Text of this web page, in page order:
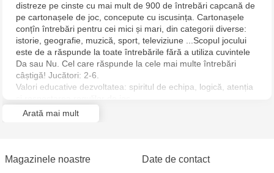
Jucărenia Bălți - str. Alexandru Cel Bun, 5
Jucărenia Cahul - str. Ștefan cel Mare, 29А
Jucarenia Ciocana - bd.Mircea cel Bătrân, 39
Multistore Telecentru - str. N. Testemițanu
Multistore Soroca - bd. Ștefan cel Mare, 110
distreze pe cinste cu mai mult de 900 de întrebări capcană de
pe cartonașele de joc, concepute cu iscusința. Cartonașele
conțîn întrebări pentru cei mici și mari, din categorii diverse:
istorie, geografie, muzică, sport, televiziune ...Scopul jocului
este de a răspunde la toate întrebările fără a utiliza cuvintele
Da sau Nu. Cel care răspunde la cele mai multe întrebări
câștigă! Jucători: 2-6.
Valori educative dezvoltatea: spiritul de echipa, logică, atenția
Funcționează fără baterii.
tablei de joc.
Arată mai mult
Magazinele noastre Date de contact